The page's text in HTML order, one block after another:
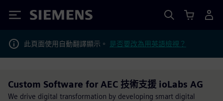
Siemens
此頁面使用自動翻譯顯示。 是否要改為用英語檢視？
Custom Software for AEC 技術支援 ioLabs AG
We drive digital transformation by developing smart digital